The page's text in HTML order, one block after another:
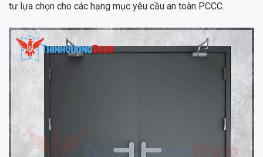
tư lựa chọn cho các hạng mục yêu cầu an toàn PCCC.